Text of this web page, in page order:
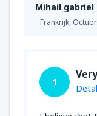
Mihail gabriel
Frankrijk,
1